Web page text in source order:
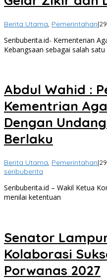
Berita Utama, Pemerintahan|
Seribuberita.id- Kementerian
Kebangsaan sebagai salah satu
Abdul Wahid :
Kementrian
Dengan
Berlaku
Berita Utama, Pemerintahan|
seribuberita
Seribuberita.id – Wakil Ketua
menilai ketentuan
Senator
Kolaborasi
Porwanas 2027